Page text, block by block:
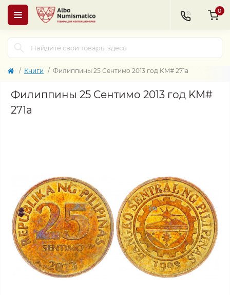
0
Книги Филиппины 25 Сентимо 2013 год KM# 271a
Филиппины 25 Сентимо 2013 год KM#
271a